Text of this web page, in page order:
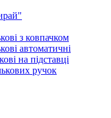
з ковпачком
автоматичні
на підставці
ручок